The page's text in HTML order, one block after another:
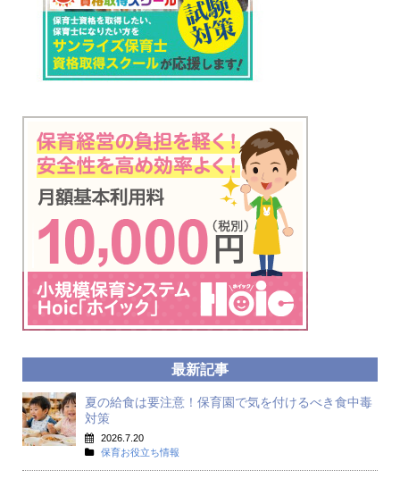
最新記事
夏の給食は要注意！保育園で気を付けるべき食中毒
対策
2026.7.20
保育お役立ち情報